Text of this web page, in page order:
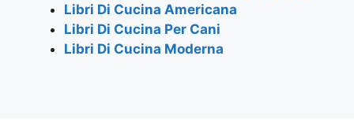
Libri Di Cucina Americana
Libri Di Cucina Per Cani
Libri Di Cucina Moderna